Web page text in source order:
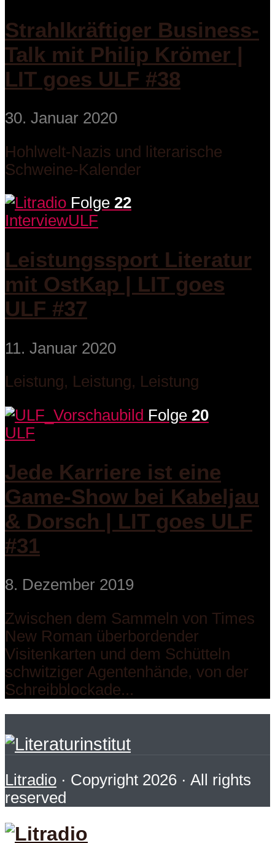
Strahlkräftiger Business-
Talk mit Philip Krömer |
LIT goes ULF #38
30. Januar 2020
Hohlwelt-Nazis und literarische
Schweine-Kalender
Folge 22
InterviewULF
Leistungssport Literatur
mit OstKap | LIT goes
ULF #37
11. Januar 2020
Leistung, Leistung, Leistung
Folge 20
ULF
Jede Karriere ist eine
Game-Show bei Kabeljau
& Dorsch | LIT goes ULF
#31
8. Dezember 2019
Zwischen dem Sammeln von Times
New Roman überbordender
Visitenkarten und dem Schütteln
schwitziger Agentenhände, von der
Schreibblockade...
Litradio · Copyright 2026 · All rights
reserved